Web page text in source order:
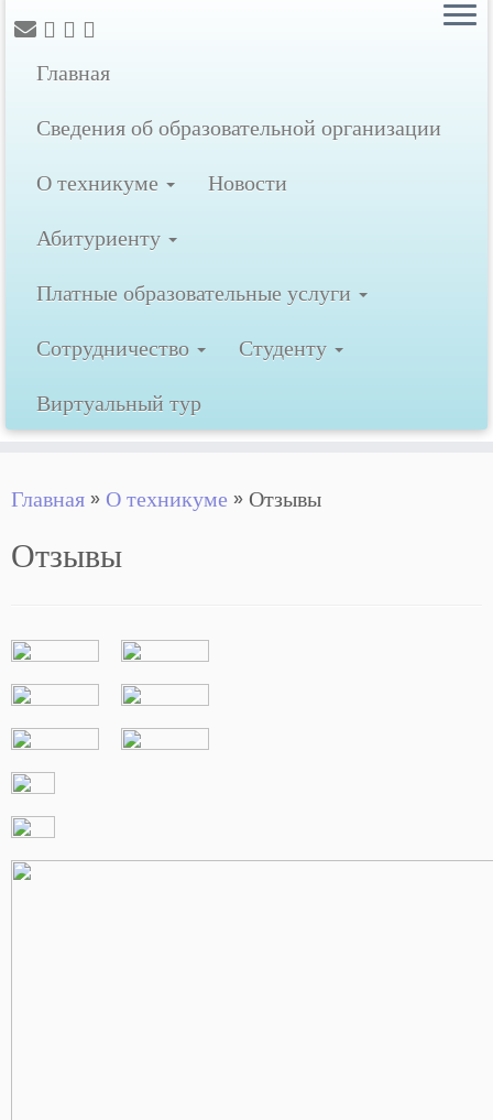
Главная
Сведения об образовательной организации
О техникуме
Новости
Абитуриенту
Платные образовательные услуги
Сотрудничество
Студенту
Виртуальный тур
Главная» О техникуме »Отзывы
Отзывы